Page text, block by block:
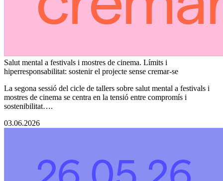
Salut mental a festivals i mostres de cinema. Límits i
hiperresponsabilitat: sostenir el projecte sense cremar-se
La segona sessió del cicle de tallers sobre salut mental a festivals i
mostres de cinema se centra en la tensió entre compromís i
sostenibilitat….
03.06.2026